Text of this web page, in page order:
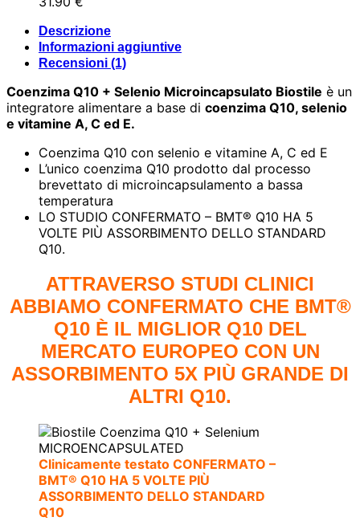
Descrizione
Informazioni aggiuntive
Recensioni (1)
Coenzima Q10 + Selenio Microincapsulato Biostile è un
integratore alimentare a base di coenzima Q10, selenio
e vitamine A, C ed E.
Coenzima Q10 con selenio e vitamine A, C ed E
L’unico coenzima Q10 prodotto dal processo
brevettato di microincapsulamento a bassa
temperatura
LO STUDIO CONFERMATO – BMT® Q10 HA 5
VOLTE PIÙ ASSORBIMENTO DELLO STANDARD
Q10.
ATTRAVERSO STUDI CLINICI
ABBIAMO CONFERMATO CHE BMT®
Q10 È IL MIGLIOR Q10 DEL
MERCATO EUROPEO CON UN
ASSORBIMENTO 5X PIÙ GRANDE DI
ALTRI Q10.
Clinicamente testato CONFERMATO –
BMT® Q10 HA 5 VOLTE PIÙ
ASSORBIMENTO DELLO STANDARD
Q10